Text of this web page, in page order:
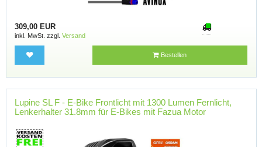
309,00 EUR
inkl. MwSt. zzgl. Versand
Bestellen
Lupine SL F - E-Bike Frontlicht mit 1300 Lumen Fernlicht,
Lenkerhalter 31.8mm für E-Bikes mit Fazua Motor